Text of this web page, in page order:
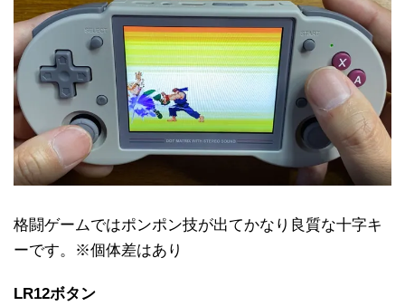
格闘ゲームではポンポン技が出てかなり良質な十字キ
ーです。※個体差はあり
LR12ボタン